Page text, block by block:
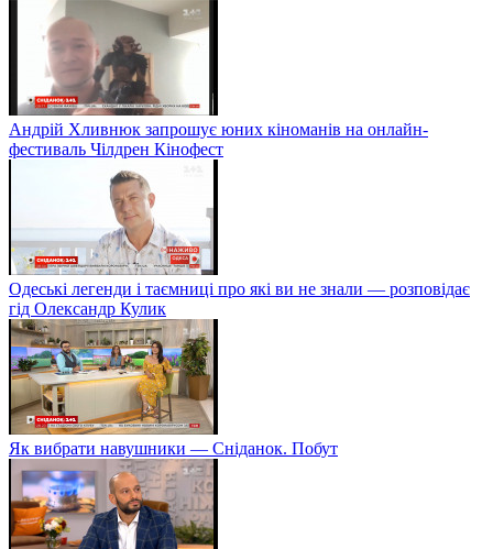
Андрій Хливнюк запрошує юних кіноманів на онлайн-
фестиваль Чілдрен Кінофест
Одеські легенди і таємниці про які ви не знали — розповідає
гід Олександр Кулик
Як вибрати навушники — Сніданок. Побут